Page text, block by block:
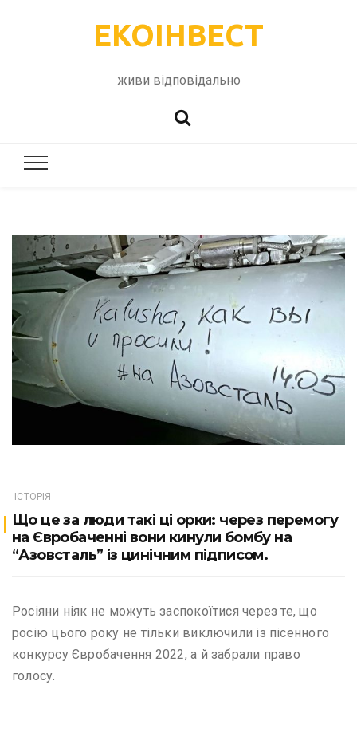
ЕКОІНВЕСТ
живи відповідально
ІСТОРІЯ
Що це за люди такі ці орки: через перемогу
на Євробаченні вони кинули бомбу на
“Азовсталь” із цинічним підписом.
Росіяни ніяк не можуть заспокоїтися через те, що
росію цього року не тільки виключили із пісенного
конкурсу Євробачення 2022, а й забрали право
голосу.